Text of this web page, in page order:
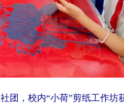
团，校内“小荷”剪纸工作坊